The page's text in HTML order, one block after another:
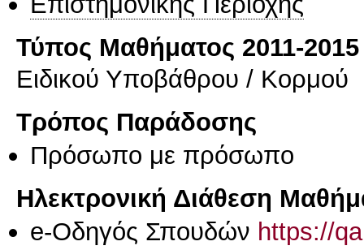
Τύπος Μαθήματος 2011-2015
Ειδικού Υποβάθρου / Κορμού
Τρόπος Παράδοσης
Πρόσωπο με πρόσωπο
Ηλεκτρονική Διάθεση
e-Οδηγός Σπουδών https://